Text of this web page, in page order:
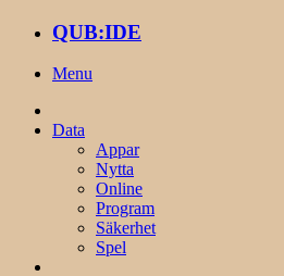
QUB:IDE
Menu
Data
Appar
Nytta
Online
Program
Säkerhet
Spel